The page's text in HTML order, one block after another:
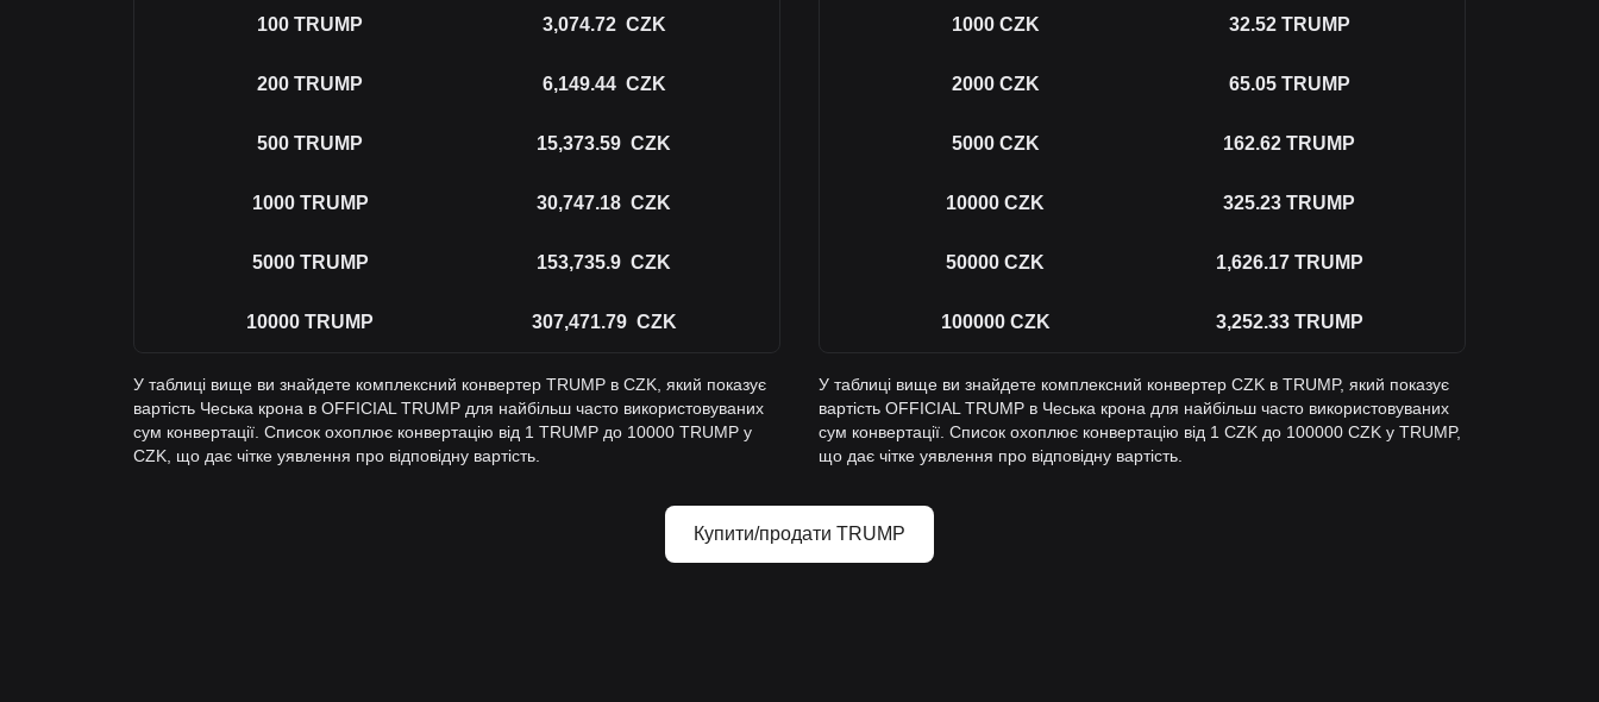
100 TRUMP 3,074.72 CZK
200 TRUMP 6,149.44 CZK
500 TRUMP 15,373.59 CZK
1000 TRUMP 30,747.18 CZK
5000 TRUMP 153,735.9 CZK
10000 TRUMP 307,471.79 CZK
У таблиці вище ви знайдете комплексний конвертер TRUMP в CZK, який показує
вартість Чеська крона в OFFICIAL TRUMP для найбільш часто використовуваних
сум конвертації. Список охоплює конвертацію від 1 TRUMP до 10000 TRUMP у
CZK, що дає чітке уявлення про відповідну вартість.
1000 CZK 32.52 TRUMP
2000 CZK 65.05 TRUMP
5000 CZK 162.62 TRUMP
10000 CZK 325.23 TRUMP
50000 CZK 1,626.17 TRUMP
100000 CZK 3,252.33 TRUMP
У таблиці вище ви знайдете комплексний конвертер CZK в TRUMP, який показує
вартість OFFICIAL TRUMP в Чеська крона для найбільш часто використовуваних
сум конвертації. Список охоплює конвертацію від 1 CZK до 100000 CZK у TRUMP,
що дає чітке уявлення про відповідну вартість.
Купити/продати TRUMP